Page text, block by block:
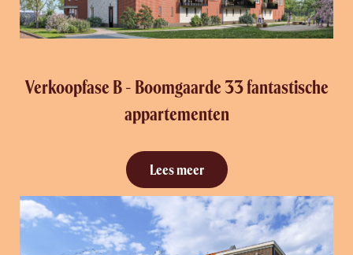
Verkoopfase B - Boomgaarde 33 fantastische
appartementen
Lees meer